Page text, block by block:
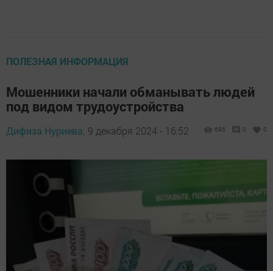
ПОЛЕЗНАЯ ИНФОРМАЦИЯ
Мошенники начали обманывать людей
под видом трудоустройства
Дифиза Нуриева, 9 декабря 2024 - 16:52 695 0 0